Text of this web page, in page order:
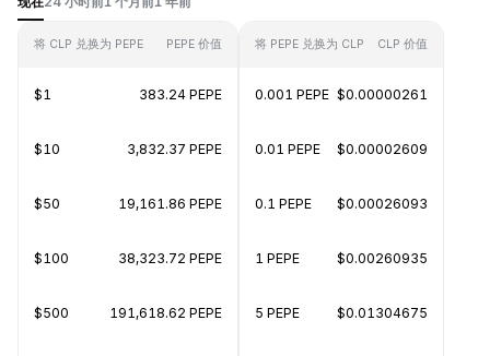
将 CLP 兑换为 PEPE PEPE 价值
$1 383.24 PEPE
$10 3,832.37 PEPE
$50 19,161.86 PEPE
$100 38,323.72 PEPE
$500 191,618.62 PEPE
将 PEPE 兑换为 CLP CLP 价值
0.001 PEPE $0.00000261
0.01 PEPE $0.00002609
0.1 PEPE $0.00026093
1 PEPE $0.00260935
5 PEPE $0.01304675